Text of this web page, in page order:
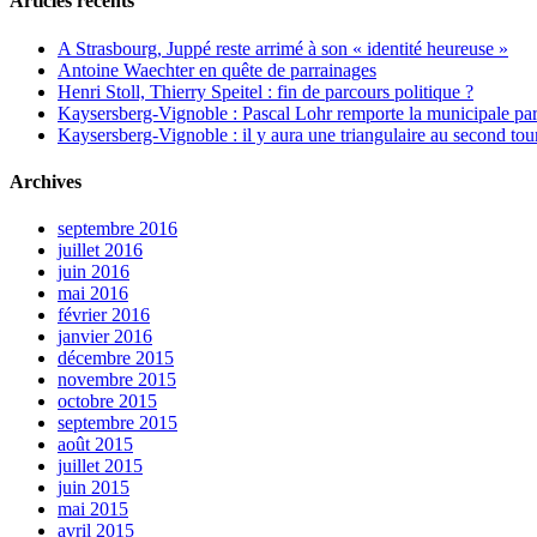
A Strasbourg, Juppé reste arrimé à son « identité heureuse »
Antoine Waechter en quête de parrainages
Henri Stoll, Thierry Speitel : fin de parcours politique ?
Kaysersberg-Vignoble : Pascal Lohr remporte la municipale
Kaysersberg-Vignoble : il y aura une triangulaire au second
Archives
septembre 2016
juillet 2016
juin 2016
mai 2016
février 2016
janvier 2016
décembre 2015
novembre 2015
octobre 2015
septembre 2015
août 2015
juillet 2015
juin 2015
mai 2015
avril 2015